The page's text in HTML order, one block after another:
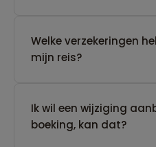
Welke verzekeringen
mijn reis?
Ik wil een wijziging
boeking, kan dat?